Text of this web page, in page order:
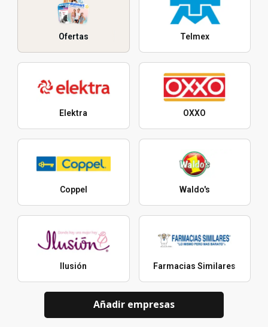
Ofertas Telmex
Elektra OXXO
Coppel Waldo's
Ilusión Farmacias Similares
Añadir empresas